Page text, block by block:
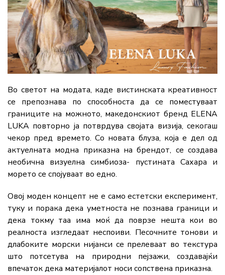
Во светот на модата, каде вистинската креативност
се препознава по способноста да се поместуваат
границите на можното, македонскиот бренд ELENA
LUKA повторно ја потврдувасвојата визија,секогаш
чекор пред времето.Со новата блуза, којае делод
актуелната модна приказна набрендот, сесоздава
необична визуелнасимбиоза- пустината Сахара и
морето се спојуваат во едно.
Овој моден концепт не е самоестетскиексперимент,
туку и поракадека уметноста не познава граници и
дека токму таа има моќда поврзе нешта кои во
реалноста изгледаат неспоиви. Песочните тонови и
длабоките морски нијанси се прелеваат во текстура
што потсетува на природни пејзажи,создавајќи
впечатокдека материјалот носи сопствена приказна.